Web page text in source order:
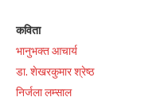
कविता
भानुभक्त आचार्य
डा. शेखरकुमार श्रेष्ठ
निर्जला लम्साल